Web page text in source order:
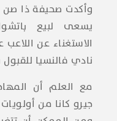
وأكدت صحيفة ذا صن
يسعى لبيع
الاستغناء عن
نادي فالنسيا للقبول
مع العلم أن
جيرو كانا من